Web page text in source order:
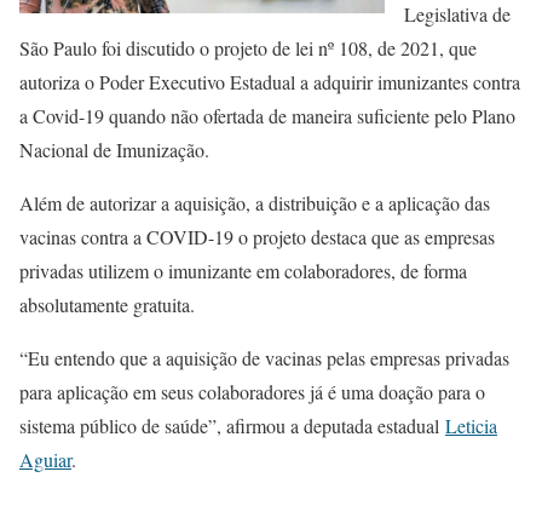
Legislativa de
São Paulo foi discutido o projeto de lei nº 108, de 2021, que
autoriza o Poder Executivo Estadual a adquirir imunizantes contra
a Covid-19 quando não ofertada de maneira suficiente pelo Plano
Nacional de Imunização.
Além de autorizar a aquisição, a distribuição e a aplicação das
vacinas contra a COVID-19 o projeto destaca que as empresas
privadas utilizem o imunizante em colaboradores, de forma
absolutamente gratuita.
“Eu entendo que a aquisição de vacinas pelas empresas privadas
para aplicação em seus colaboradores já é uma doação para o
sistema público de saúde”, afirmou a deputada estadual Leticia
Aguiar.